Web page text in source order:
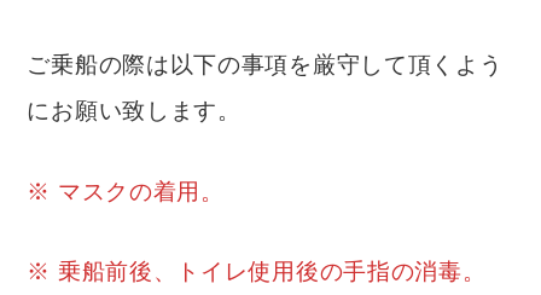
ご乗船の際は以下の事項を厳守して頂くよう
にお願い致します。
※ マスクの着用。
※ 乗船前後、トイレ使用後の手指の消毒。